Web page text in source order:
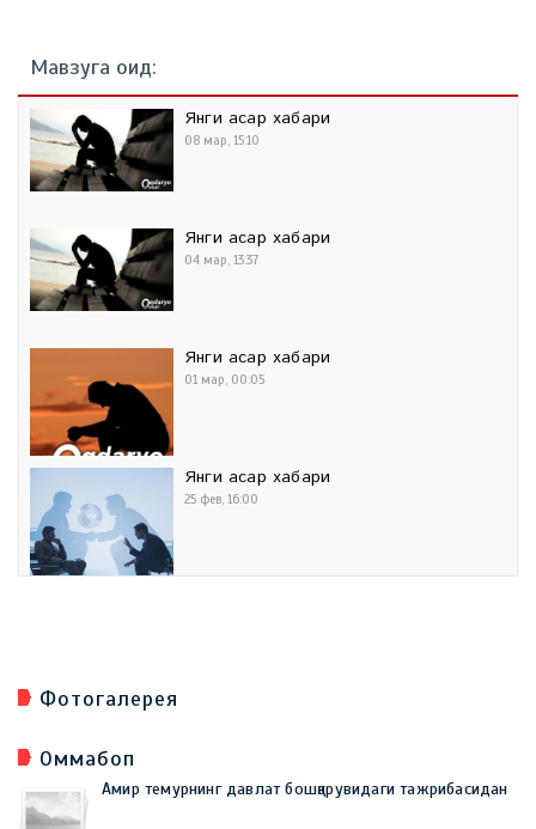
Мавзуга оид:
Янги асар хабари
08 мар, 15:10
Янги асар хабари
04 мар, 13:37
Янги асар хабари
01 мар, 00:05
Янги асар хабари
25 фев, 16:00
Фотогалерея
Оммабоп
Амир темурнинг давлат бошқарувидаги тажрибасидан